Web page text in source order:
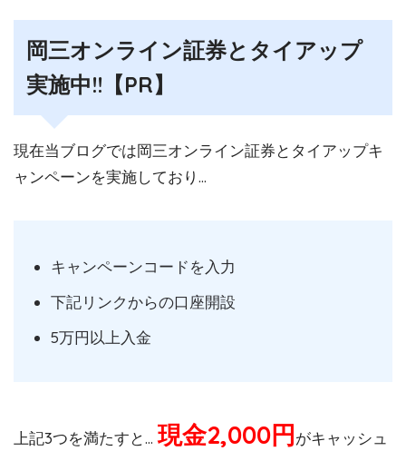
岡三オンライン証券とタイアップ
実施中!!【PR】
現在当ブログでは岡三オンライン証券とタイアップキ
ャンペーンを実施しており…
キャンペーンコードを入力
下記リンクからの口座開設
5万円以上入金
上記3つを満たすと…現金2,000円がキャッシュ